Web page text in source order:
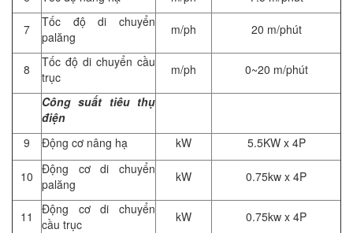
7
Tốc độ di chuyển
palăng
m/ph 20 m/phút
8
Tốc độ di chuyển cầu
trục
m/ph 0~20 m/phút
Công suất tiêu thụ
điện
9
Động cơ nâng hạ kW 5.5KW x 4P
10 Động cơ di chuyển
palăng
kW 0.75kw x 4P
11
Động cơ di chuyển
cầu trục
kW 0.75kw x 4P